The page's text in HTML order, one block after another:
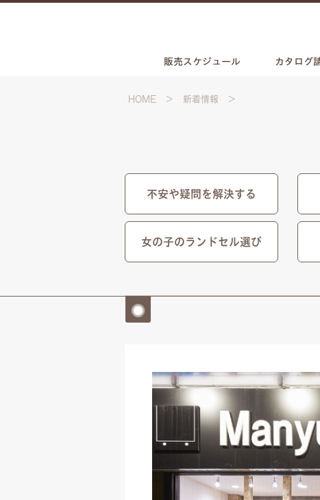
販売スケジュール カタログ
HOME 新着情報
不安や疑問を解決する
女の子のランドセル選び